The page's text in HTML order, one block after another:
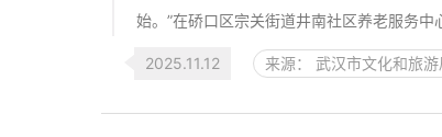
始。”在硚口区宗关街道井南社区养老服务
2025.11.12 来源： 武汉市文化和旅游